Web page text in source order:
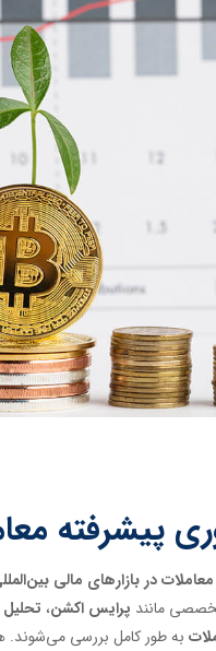
پیشرفته
معاملات در بازارهای مالی
مانند پرایس اکشن، تحلیل
به طور کامل بررسی می‌شوند.